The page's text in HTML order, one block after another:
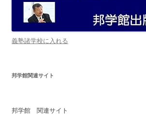
義塾諸学校に入れる
邦学館関連サイト
邦学館 関連サイト